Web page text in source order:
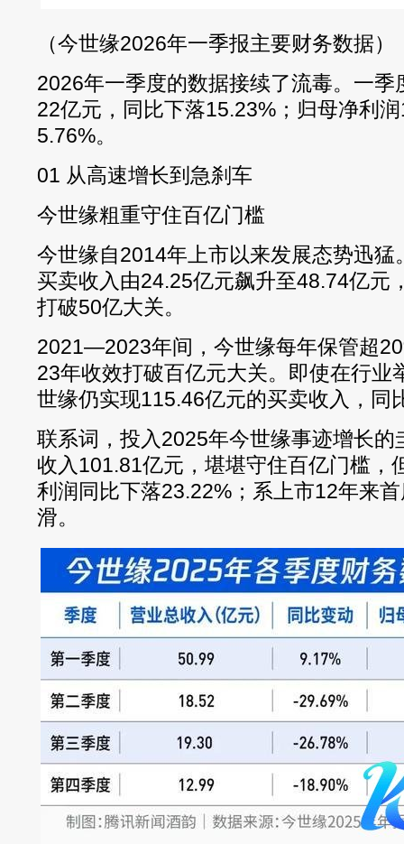
（今世缘2026年一季报主要财务数据）
2026年一季度的数据接续了流毒。一
22亿元，同比下落15.23%；归母净利
5.76%。
01 从高速增长到急刹车
今世缘粗重守住百亿门槛
今世缘自2014年上市以来发展态势迅
买卖收入由24.25亿元飙升至48.74亿元
打破50亿大关。
2021—2023年间，今世缘每年保管超
23年收效打破百亿元大关。即使在行业
世缘仍实现115.46亿元的买卖收入，同
联系词，投入2025年今世缘事迹增长的
收入101.81亿元，堪堪守住百亿门槛，
利润同比下落23.22%；系上市12年来
滑。